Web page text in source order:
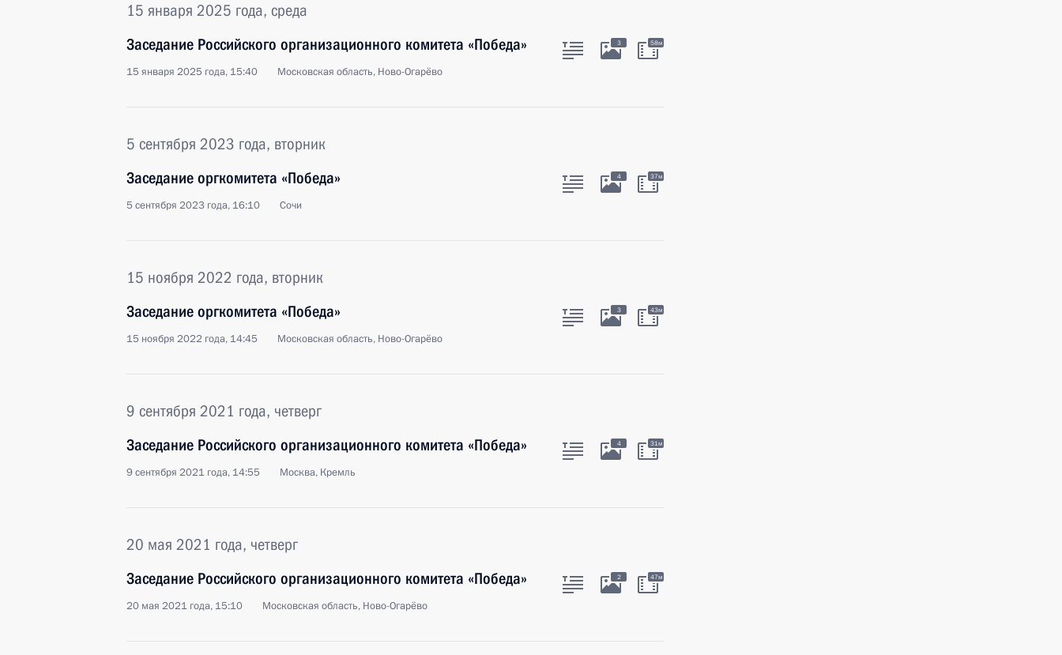
15 января 2025 года, среда
Заседание Российского организационного комитета «Победа»
15 января 2025 года, 15:40 Московская область, Ново-Огарёво
3 58м
5 сентября 2023 года, вторник
Заседание оргкомитета «Победа»
5 сентября 2023 года, 16:10 Сочи
4 37м
15 ноября 2022 года, вторник
Заседание оргкомитета «Победа»
15 ноября 2022 года, 14:45 Московская область, Ново-Огарёво
3 43м
9 сентября 2021 года, четверг
Заседание Российского организационного комитета «Победа»
9 сентября 2021 года, 14:55 Москва, Кремль
4 31м
20 мая 2021 года, четверг
Заседание Российского организационного комитета «Победа»
20 мая 2021 года, 15:10 Московская область, Ново-Огарёво
2 47м